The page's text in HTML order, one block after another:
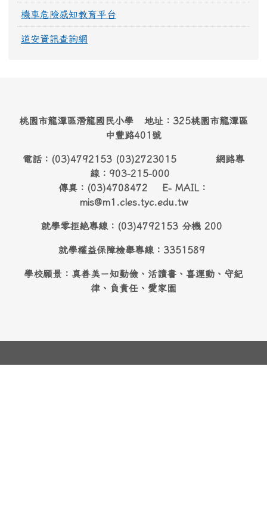
機車危險感知教育平台
道安資訊查詢網
桃園市龍潭區潛龍國民小學 地址：325桃園市龍潭區
中豐路401號
電話：(03)4792153 (03)2723015 網路專
線：903-215-000
傳真：(03)4708472 E- MAIL：
mis@m1.cles.tyc.edu.tw
就學零拒絶專線：(03)4792153 分機 200
就學權益保障檢舉專線：3351589
學校願景：真善美－知勤儉、活讀書、喜運動、守紀
律、負責任、愛家園